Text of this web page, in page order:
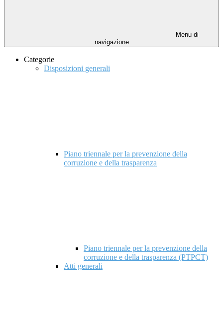
Menu di
navigazione
Categorie
Disposizioni generali
Piano triennale per la prevenzione della
corruzione e della trasparenza
Piano triennale per la prevenzione della
corruzione e della trasparenza (PTPCT)
Atti generali